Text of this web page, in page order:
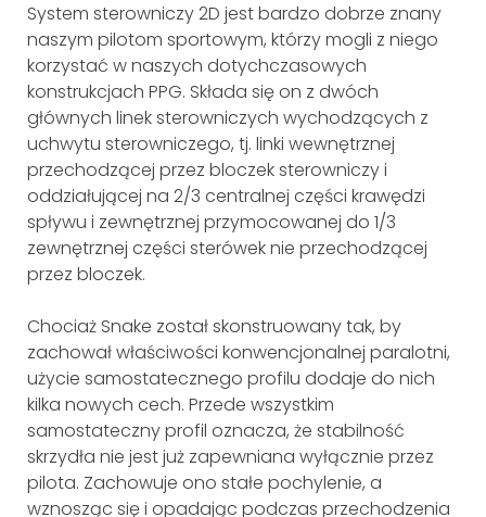
System sterowniczy 2D jest bardzo dobrze znany
naszym pilotom sportowym, którzy mogli z niego
korzystać w naszych dotychczasowych
konstrukcjach PPG. Składa się on z dwóch
głównych linek sterowniczych wychodzących z
uchwytu sterowniczego, tj. linki wewnętrznej
przechodzącej przez bloczek sterowniczy i
oddziałującej na 2/3 centralnej części krawędzi
spływu i zewnętrznej przymocowanej do 1/3
zewnętrznej części sterówek nie przechodzącej
przez bloczek.
Chociaż Snake został skonstruowany tak, by
zachował właściwości konwencjonalnej paralotni,
użycie samostatecznego profilu dodaje do nich
kilka nowych cech. Przede wszystkim
samostateczny profil oznacza, że stabilność
skrzydła nie jest już zapewniana wyłącznie przez
pilota. Zachowuje ono stałe pochylenie, a
wznosząc się i opadając podczas przechodzenia